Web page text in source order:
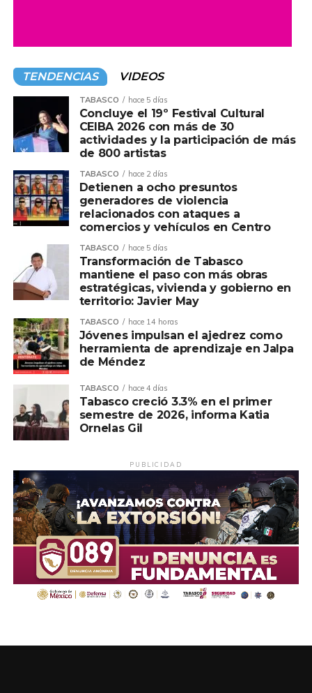
TENDENCIAS VIDEOS
TABASCO hace 5 días
Concluye el 19º Festival Cultural
CEIBA 2026 con más de 30
actividades y la participación de más
de 800 artistas
TABASCO hace 2 días
Detienen a ocho presuntos
generadores de violencia
relacionados con ataques a
comercios y vehículos en Centro
TABASCO hace 5 días
Transformación de Tabasco
mantiene el paso con más obras
estratégicas, vivienda y gobierno en
territorio: Javier May
TABASCO hace 14 horas
Jóvenes impulsan el ajedrez como
herramienta de aprendizaje en Jalpa
de Méndez
TABASCO hace 4 días
Tabasco creció 3.3% en el primer
semestre de 2026, informa Katia
Ornelas Gil
PUBLICIDAD